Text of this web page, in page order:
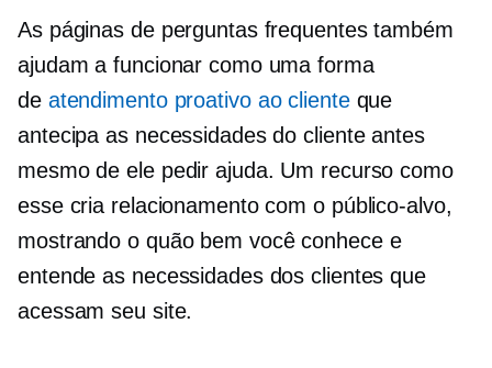
As páginas de perguntas frequentes também
ajudam a funcionar como uma forma
de atendimento proativo ao clienteque
antecipa as necessidades do cliente antes
mesmo de ele pedir ajuda. Um recurso como
esse cria relacionamento com o público-alvo,
mostrando o quão bem você conhece e
entende as necessidades dos clientes que
acessam seu site.